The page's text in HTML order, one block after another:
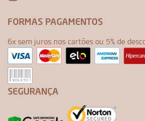
FORMAS PAGAMENTOS
6x sem juros nos cartões ou 5% de
SEGURANÇA